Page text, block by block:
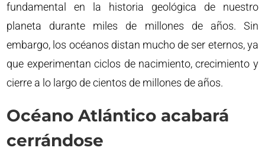
fundamental en la historia geológica de nuestro
planeta durante miles de millones de años. Sin
embargo, los océanos distan mucho de ser eternos, ya
que experimentan ciclos de nacimiento, crecimiento y
cierre a lo largo de cientos de millones de años.
Océano Atlántico acabará
cerrándose